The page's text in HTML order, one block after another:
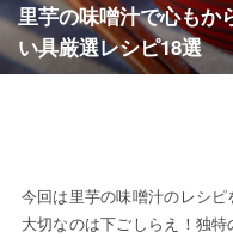
里芋の味噌汁で心もか
い具厳選レシピ18選
今回は里芋の味噌汁のレシ
大切なのは下ごしらえ！独